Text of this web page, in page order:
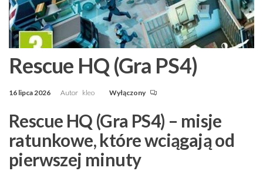
Rescue HQ (Gra PS4)
16 lipca 2026 Autor kleo Wyłączony
Rescue HQ (Gra PS4) – misje
ratunkowe, które wciągają od
pierwszej minuty